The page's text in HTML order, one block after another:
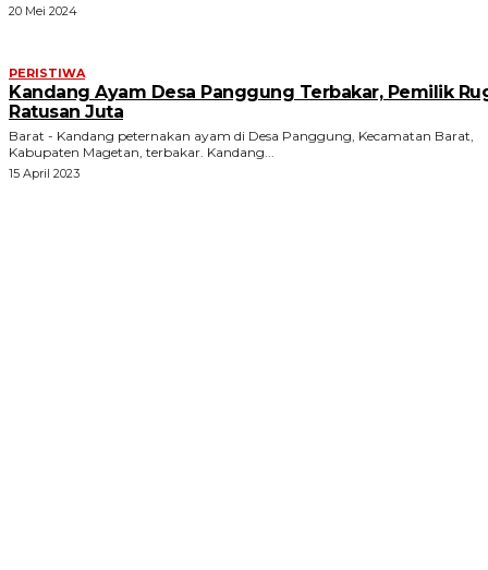
20 Mei 2024
PERISTIWA
Kandang Ayam Desa Panggung Terbakar, Pemilik
Ratusan Juta
Barat - Kandang peternakan ayam di Desa Panggung, Kecamatan Barat,
Kabupaten Magetan, terbakar. Kandang...
15 April 2023